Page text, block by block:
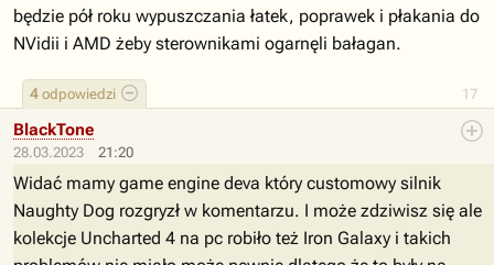
17
4 odpowiedzi
będzie pół roku wypuszczania łatek, poprawek i płakania do
NVidii i AMD żeby sterownikami ogarnęli bałagan.
28.03.2023 21:20
BlackTone
Widać mamy game engine deva który customowy silnik
Naughty Dog rozgryzł w komentarzu. I może zdziwisz się ale
kolekcje Uncharted 4 na pc robiło też Iron Galaxy i takich